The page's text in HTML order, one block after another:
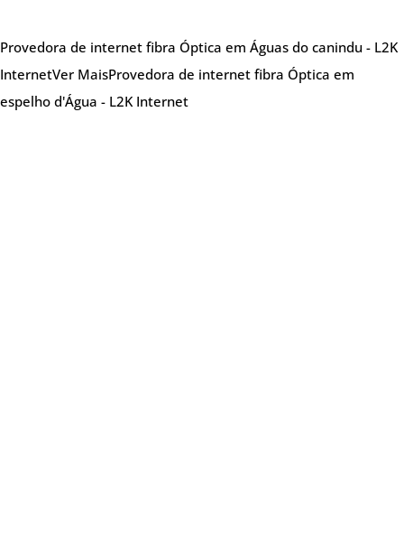
Provedora de internet fibra Óptica em Águas do canindu - L2K
InternetVer MaisProvedora de internet fibra Óptica em
espelho d'Água - L2K Internet